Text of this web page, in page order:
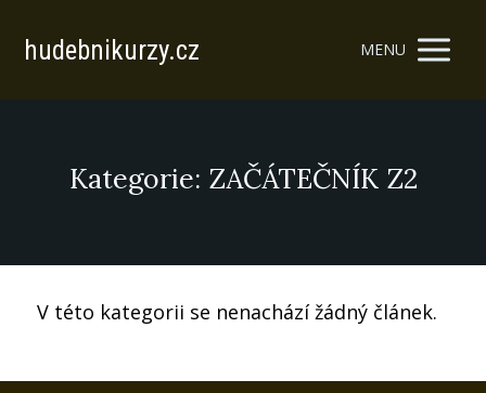
hudebnikurzy.cz MENU
Kategorie: ZAČÁTEČNÍK Z2
V této kategorii se nenachází žádný článek.